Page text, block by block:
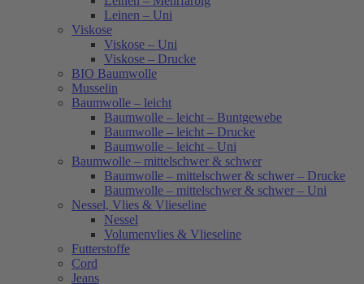
Leinen – Uni
Viskose
Viskose – Uni
Viskose – Drucke
BIO Baumwolle
Musselin
Baumwolle – leicht
Baumwolle – leicht – Buntgewebe
Baumwolle – leicht – Drucke
Baumwolle – leicht – Uni
Baumwolle – mittelschwer & schwer
Baumwolle – mittelschwer & schwer – Drucke
Baumwolle – mittelschwer & schwer – Uni
Nessel, Vlies & Vlieseline
Nessel
Volumenvlies & Vlieseline
Futterstoffe
Cord
Jeans